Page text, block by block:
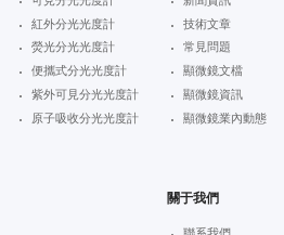
紅外分光光度計
熒光分光光度計
便攜式分光光度計
紫外可見分光光度計
原子吸收分光光度計
技術文章
常見問題
顯微鏡文檔
顯微鏡資訊
顯微鏡業內動態
關于我們